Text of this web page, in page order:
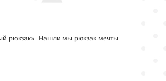
рюкзак». Нашли мы рюкзак мечты